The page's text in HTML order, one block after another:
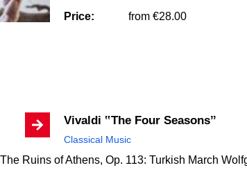
Price:
from €28.00
Vivaldi ‟The Four Seasonsˮ
Classical Music
Ruins of Athens, Op. 113: Turkish March